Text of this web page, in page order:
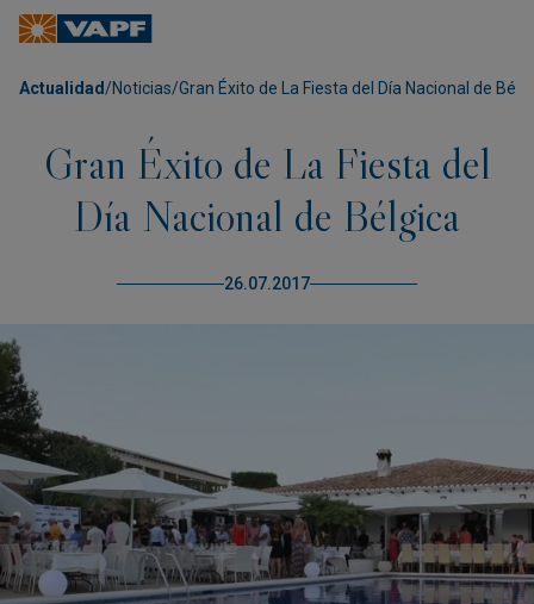
Actualidad /Noticias/Gran Éxito de La Fiesta del Día Nacional de
Gran Éxito de La Fiesta del
Día Nacional de Bélgica
26.07.2017